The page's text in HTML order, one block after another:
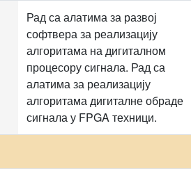
Рад са алатима за развој
софтвера за реализацију
алгоритама на дигиталном
процесору сигнала. Рад са
алатима за реализацију
алгоритама дигиталне обраде
сигнала у FPGA техници.